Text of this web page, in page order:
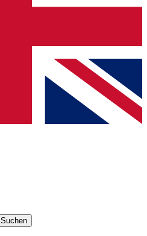
Suchen